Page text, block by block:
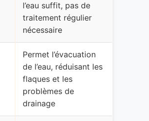
l’eau suffit, pas de
traitement régulier
nécessaire
Permet l’évacuation
de l’eau, réduisant les
flaques et les
problèmes de
drainage